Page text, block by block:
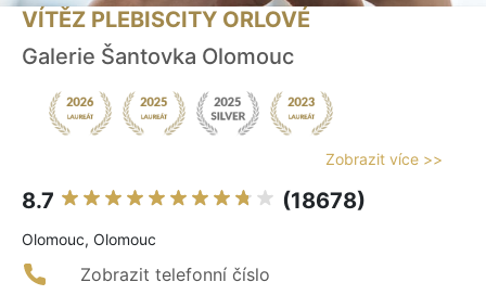
VÍTĚZ PLEBISCITY ORLOVÉ
Galerie Šantovka Olomouc
Zobrazit více >>
8.7 (18678)
Olomouc, Olomouc
Zobrazit telefonní číslo